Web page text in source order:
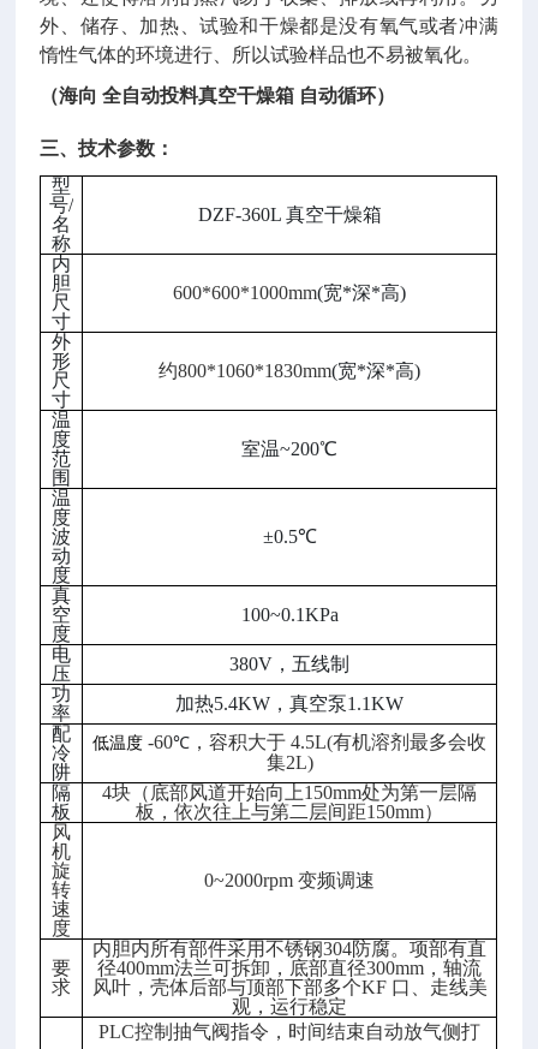
外、储存、加热、试验和干燥都是没有氧气或者冲满
惰性气体的环境进行、所以试验样品也不易被氧化。
（海向 全自动投料真空干燥箱 自动循环）
三、技术参数 ：
型
号/
名
称
DZF-360L 真空干燥箱
内
胆
尺
寸
600*600*1000mm(宽*深*高)
外
形
尺
寸
约800*1060*1830mm(宽*深*高)
温
度
范
围
室温~200℃
温
度
波
动
度
±0.5℃
真
空
度
100~0.1KPa
电
压
380V，五线制
功
率
加热5.4KW，真空泵1.1KW
配
冷
阱
低温度 -60℃ ，容积大于 4.5L(有机溶剂最多会收
集2L)
隔
板
4块（底部风道开始向上150mm处为第一层隔
板，依次往上与第二层间距150mm）
风
机
旋
转
速
度
0~2000rpm 变频调速
要
求
内胆内所有部件采用不锈钢304防腐。项部有直
径400mm法兰可拆卸，底部直径300mm，轴流
风叶，壳体后部与顶部下部多个KF 口、走线美
观，运行稳定
PLC控制抽气阀指令，时间结束自动放气侧打